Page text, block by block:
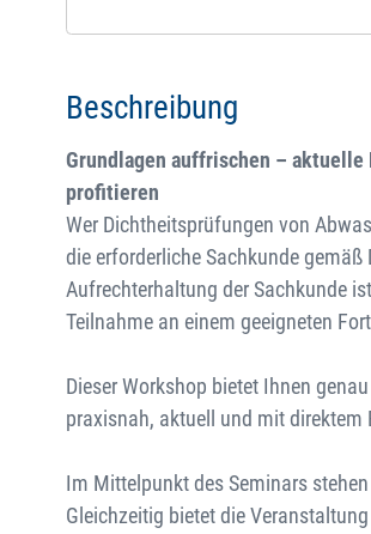
Beschreibung
Grundlagen auffrischen –
profitieren
Wer Dichtheitsprüfungen von
die erforderliche Sachkunde
Aufrechterhaltung der Sachkunde
Teilnahme an einem geeigneten
Dieser Workshop bietet Ihnen
praxisnah, aktuell und mit
Im Mittelpunkt des Seminars
Gleichzeitig bietet die